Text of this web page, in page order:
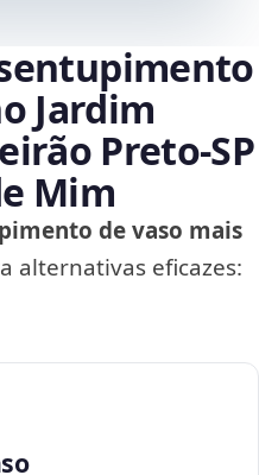
Jardim
Preto‑SP
Mim
de vaso mais
alternativas eficazes: